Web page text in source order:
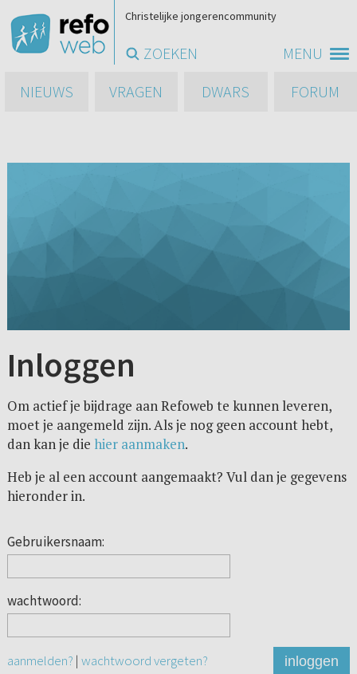
MENU
Christelijke jongerencommunity
ZOEKEN
NIEUWS
VRAGEN DWARS FORUM
Inloggen
Om actief je bijdrage aan Refoweb te kunnen leveren,
moet je aangemeld zijn. Als je nog geen account hebt,
dan kan je die hier aanmaken.
Heb je al een account aangemaakt? Vul dan je gegevens
hieronder in.
Gebruikersnaam:
wachtwoord:
aanmelden? | wachtwoord vergeten? inloggen